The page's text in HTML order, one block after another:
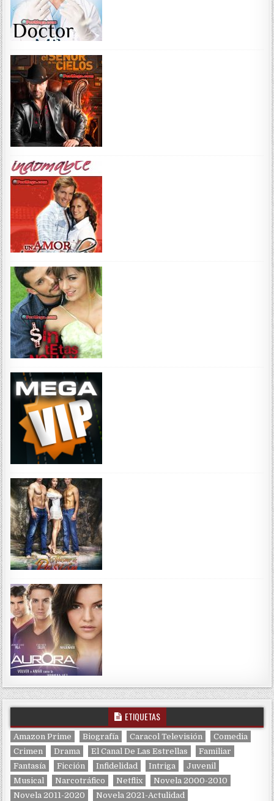
ETIQUETAS
Amazon Prime Biografía Caracol Televisión
Comedia
Crimen
Drama El Canal De Las Estrellas
Familiar
Fantasía
Ficción Infidelidad Intriga
Juvenil
Musical
Narcotráfico Netflix
Novela 2000-2010
Novela 2011-2020
Novela 2021-Actulidad